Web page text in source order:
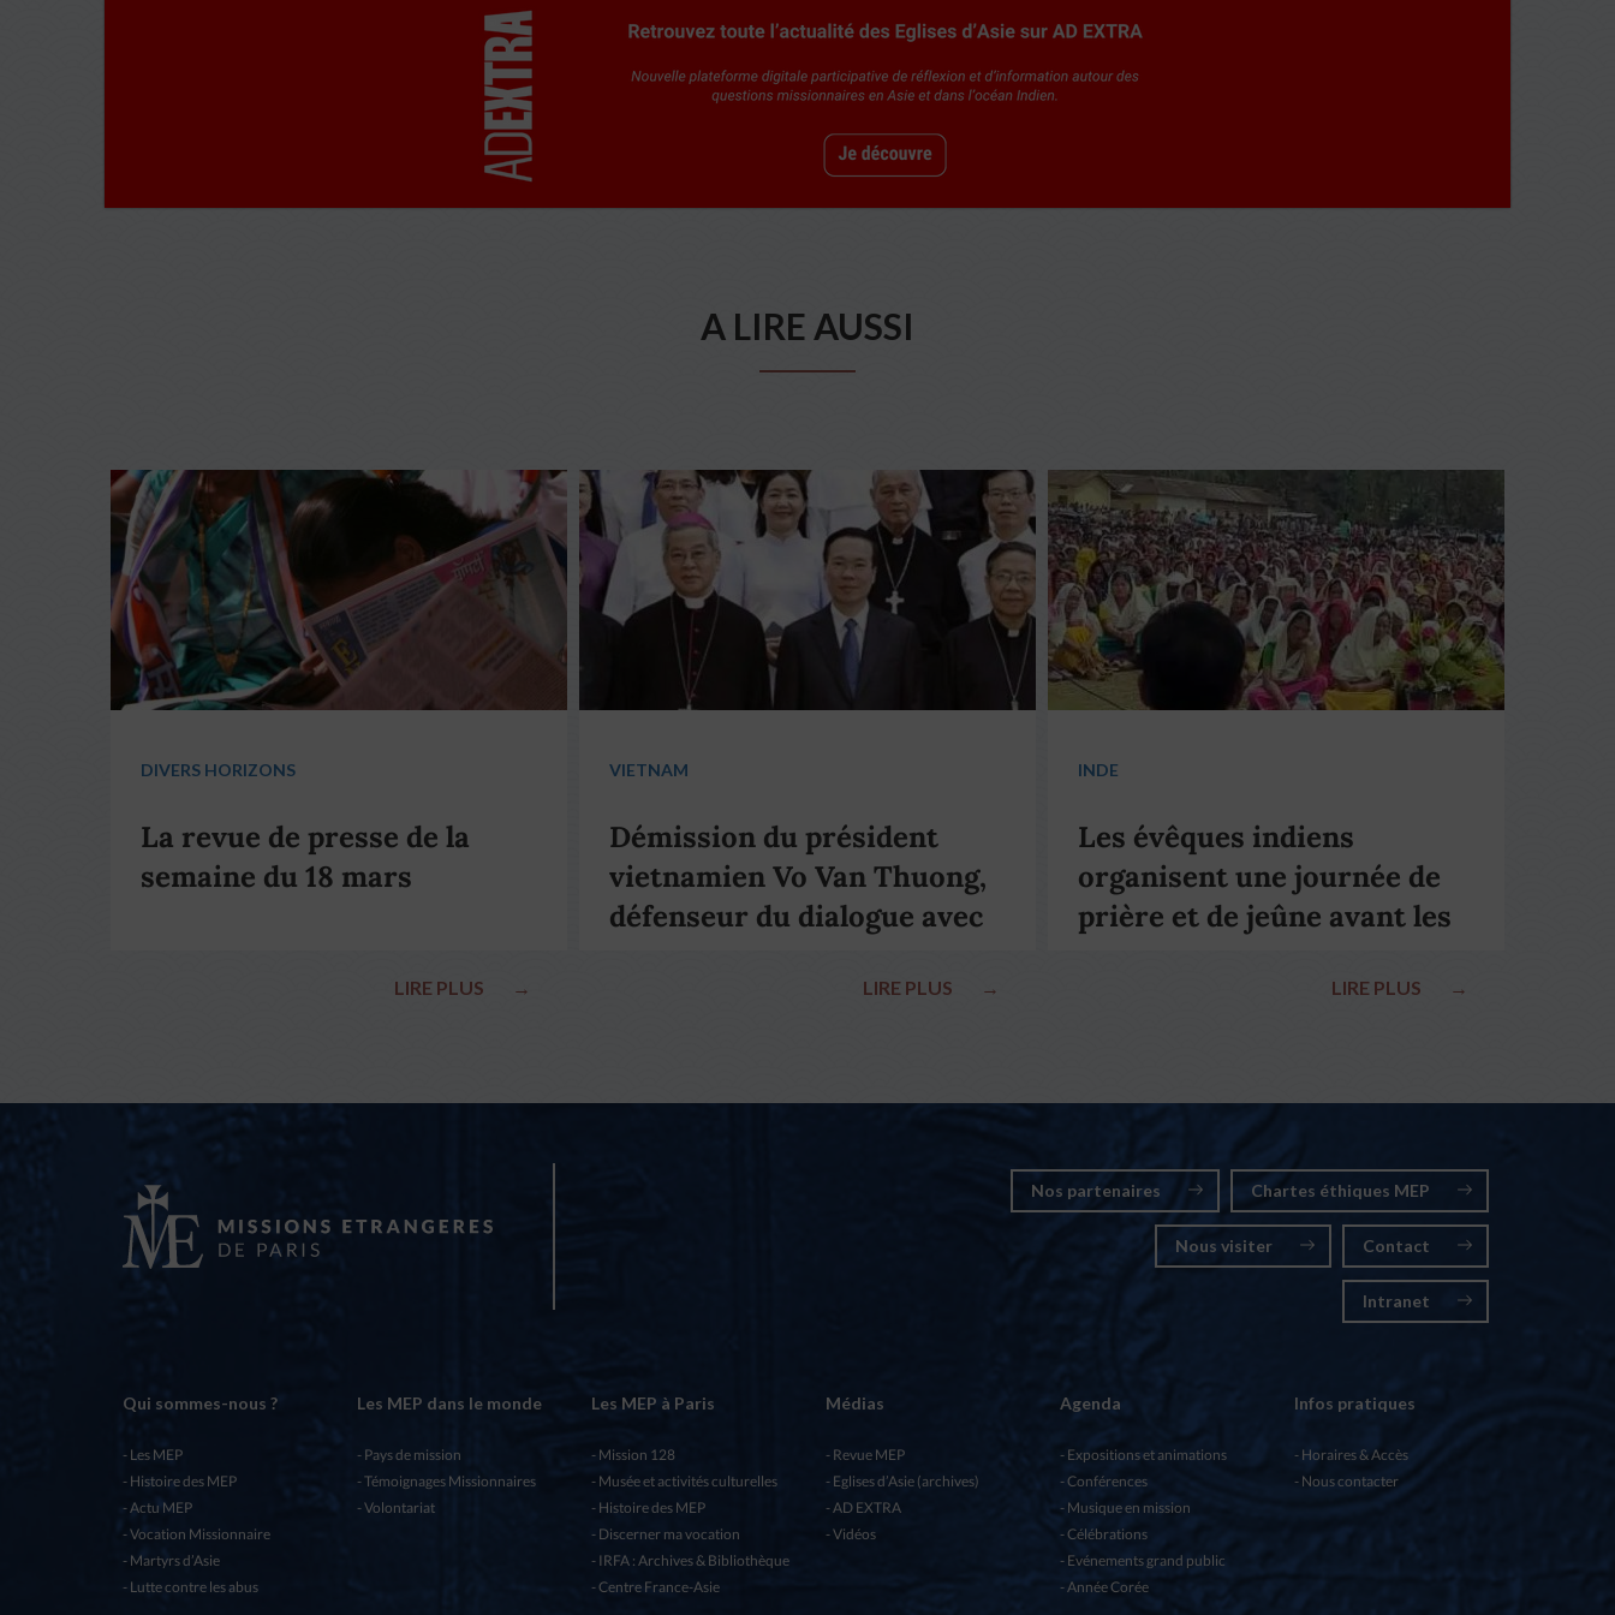
A LIRE AUSSI
DIVERS HORIZONS
La revue de presse de la
semaine du 18 mars
LIRE PLUS →
VIETNAM
Démission du président
vietnamien Vo Van Thuong,
défenseur du dialogue avec
LIRE PLUS →
INDE
Les évêques indiens
organisent une journée de
prière et de jeûne avant les
LIRE PLUS →
Nos partenaires Chartes éthiques MEP
Nous visiter Contact
Intranet
Qui sommes-nous ?
Les MEP
Histoire des MEP
Actu MEP
Vocation Missionnaire
Martyrs d’Asie
Lutte contre les abus
Les MEP dans le monde
Pays de mission
Témoignages Missionnaires
Volontariat
Les MEP à Paris
Mission 128
Musée et activités culturelles
Histoire des MEP
Discerner ma vocation
IRFA : Archives & Bibliothèque
Centre France-Asie
Médias
Revue MEP
Eglises d’Asie (archives)
AD EXTRA
Vidéos
Agenda
Expositions et animations
Conférences
Musique en mission
Célébrations
Evénements grand public
Année Corée
Infos pratiques
Horaires & Accès
Nous contacter